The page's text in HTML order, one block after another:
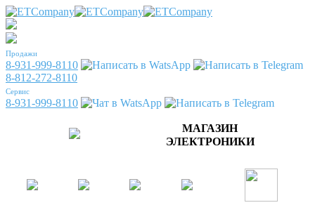
Продажи
8-931-999-8110
8-812-272-8110
Сервис
8-931-999-8110
МАГАЗИН
ЭЛЕКТРОНИКИ